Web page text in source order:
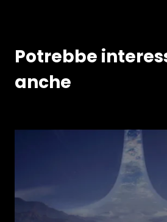
Potrebbe
anche